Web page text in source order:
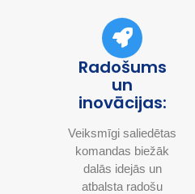
Radošums
un
inovācijas:
Veiksmīgi saliedētas
komandas biežāk
dalās idejās un
atbalsta radošu